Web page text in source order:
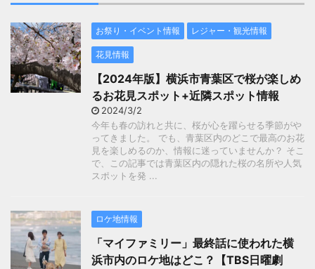
お祭り・イベント情報 レジャー・観光情報
花見情報
【2024年版】横浜市青葉区で桜が楽しめ
るお花見スポット+近隣スポット情報
2024/3/2
今年も春の訪れと共に、桜が心を躍らせる季節がや
ってきました。 でも、青葉区内のどこで最高のお花
見を楽しめるのか、情報に迷っていませんか？ そこ
で、この記事では青葉区内の隠れた桜の名所や人気
スポットを発 ...
ロケ地情報
「マイファミリー」最終話に使われた横
浜市内のロケ地はどこ？【TBS日曜劇